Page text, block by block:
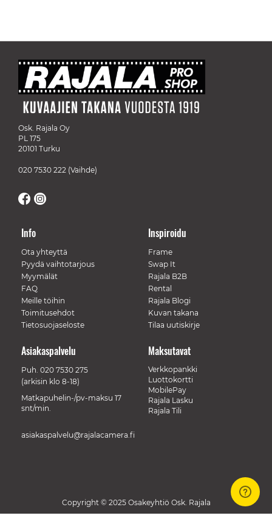
Osk. Rajala Oy
PL 175
20101 Turku
020 7530 222 (Vaihde)
Info
Ota yhteyttä
Pyydä vaihtotarjous
Myymälät
FAQ
Meille töihin
Toimitusehdot
Tietosuojaseloste
Inspiroidu
Frame
Swap It
Rajala B2B
Rental
Rajala Blogi
Kuvan takana
Tilaa uutiskirje
Maksutavat
Verkkopankki
Luottokortti
MobilePay
Rajala Lasku
Rajala Tili
Asiakaspalvelu
Puh. 020 7530 275
(arkisin klo 8-18)
Matkapuhelin-/pv-maksu 17
snt/min.
asiakaspalvelu@rajalacamera.fi
Copyright © 2025 Osakeyhtiö Osk. Rajala